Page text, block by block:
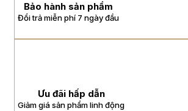
Bảo hành sản phẩm
Đổi trả miễn phí 7 ngày đầu
Ưu đãi hấp dẫn
Giảm giá sản phẩm linh động